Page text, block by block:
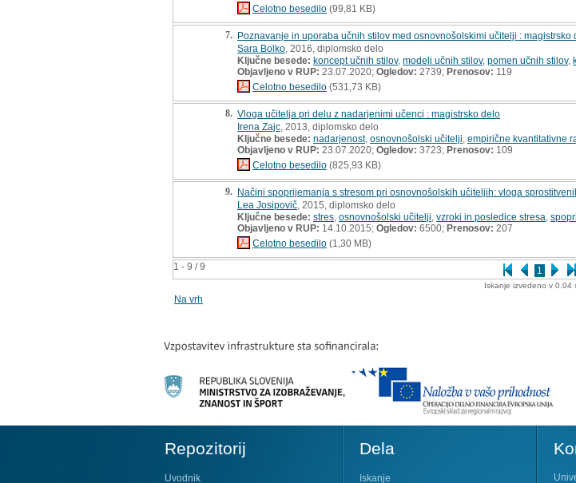
1 - 9 / 9 1
Celotno besedilo (99,81 KB)
7. Poznavanje in uporaba učnih stilov med osnovnošolskimi učitelji : magistrsko
Sara Bolko , 2016, diplomsko delo
Ključne besede: koncept učnih stilov, modeli učnih stilov, pomen učnih stilov,
Objavljeno v RUP: 23.07.2020; Ogledov: 2739; Prenosov: 119
Celotno besedilo (531,73 KB)
8. Vloga učitelja pri delu z nadarjenimi učenci : magistrsko delo
Irena Zajc , 2013, diplomsko delo
Ključne besede: nadarjenost, osnovnošolski učitelji empirične kvantitativne
Objavljeno v RUP: 23.07.2020; Ogledov: 3723; Prenosov: 109
Celotno besedilo (825,93 KB)
9. Načini spoprijemanja s stresom pri osnovnošolskih učiteljih: vloga
Lea Josipovič , 2015, diplomsko delo
Ključne besede: stres osnovnošolski učitelji vzroki in posledice stresa
Objavljeno v RUP: 14.10.2015; Ogledov: 6500; Prenosov: 207
Celotno besedilo (1,30 MB)
Iskanje izvedeno v 0.04
Na vrh
Repozitorij
Uvodnik
Dela
Iskanje